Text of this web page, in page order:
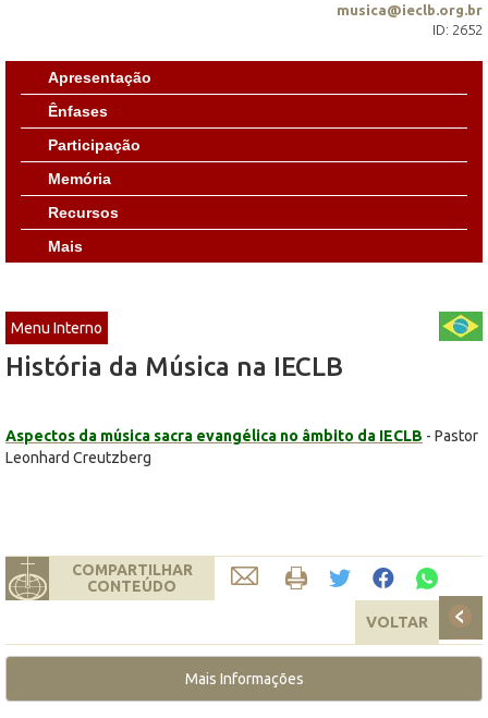
musica@ieclb.org.br
ID: 2652
Apresentação
Ênfases
Participação
Memória
Recursos
Mais
Menu Interno
História da Música na IECLB
Aspectos da música sacra evangélica no âmbito da IECLB - Pastor
Leonhard Creutzberg
COMPARTILHAR
CONTEÚDO
VOLTAR
Mais Informações